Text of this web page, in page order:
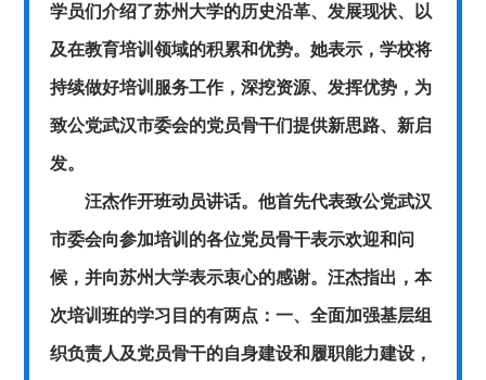
学员们介绍了苏州大学的历史沿革、发展现状、以
及在教育培训领域的积累和优势。她表示，学校将
持续做好培训服务工作，深挖资源、发挥优势，为
致公党武汉市委会的党员骨干们提供新思路、新启
发。
汪杰作开班动员讲话。他首先代表致公党武汉
市委会向参加培训的各位党员骨干表示欢迎和问
候，并向苏州大学表示衷心的感谢。汪杰指出，本
次培训班的学习目的有两点：一、全面加强基层组
织负责人及党员骨干的自身建设和履职能力建设，